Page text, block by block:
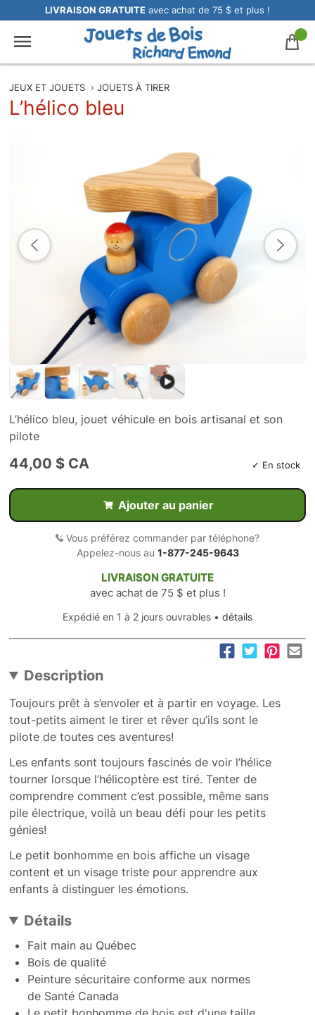
LIVRAISON GRATUITE avec achat de 75 $ et plus !
JEUX ET JOUETS› JOUETS À TIRER
L’hélico bleu
L’hélico bleu, jouet véhicule en bois artisanal et son
pilote
44,00 $ CA ✓ En stock
Ajouter au panier
Vous préférez commander par téléphone?
Appelez-nous au 1-877-245-9643
LIVRAISON GRATUITE
avec achat de 75 $ et plus !
Expédié en 1 à 2 jours ouvrables • détails
Description
Toujours prêt à s’envoler et à partir en voyage. Les
tout-petits aiment le tirer et rêver qu’ils sont le
pilote de toutes ces aventures!
Les enfants sont toujours fascinés de voir l’hélice
tourner lorsque l’hélicoptère est tiré. Tenter de
comprendre comment c’est possible, même sans
pile électrique, voilà un beau défi pour les petits
génies!
Le petit bonhomme en bois affiche un visage
content et un visage triste pour apprendre aux
enfants à distinguer les émotions.
Détails
Fait main au Québec
Bois de qualité
Peinture sécuritaire conforme aux normes
de Santé Canada